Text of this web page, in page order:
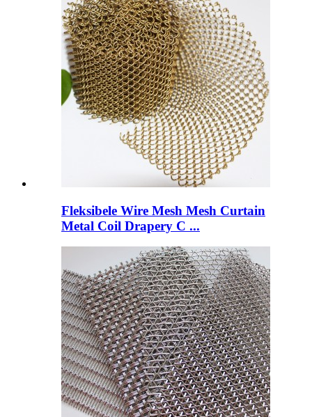
Fleksibele Wire Mesh Mesh Curtain
Metal Coil Drapery C ...